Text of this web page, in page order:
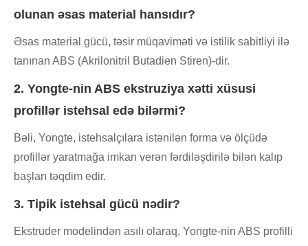
olunan əsas material hansıdır?
Əsas material gücü, təsir müqaviməti və istilik sabitliyi ilə
tanınan ABS (Akrilonitril Butadien Stiren)-dir.
2. Yongte-nin ABS ekstruziya xətti xüsusi
profillər istehsal edə bilərmi?
Bəli, Yongte, istehsalçılara istənilən forma və ölçüdə
profillər yaratmağa imkan verən fərdiləşdirilə bilən kalıp
başları təqdim edir.
3. Tipik istehsal gücü nədir?
Ekstruder modelindən asılı olaraq, Yongte-nin ABS profilli